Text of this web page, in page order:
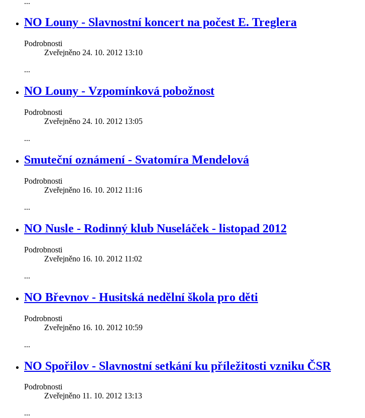
NO Louny - Slavnostní koncert na počest E. Treglera
Podrobnosti
Zveřejněno 24. 10. 2012 13:10
...
NO Louny - Vzpomínková pobožnost
Podrobnosti
Zveřejněno 24. 10. 2012 13:05
...
Smuteční oznámení - Svatomíra Mendelová
Podrobnosti
Zveřejněno 16. 10. 2012 11:16
...
NO Nusle - Rodinný klub Nuseláček - listopad 2012
Podrobnosti
Zveřejněno 16. 10. 2012 11:02
...
NO Břevnov - Husitská nedělní škola pro děti
Podrobnosti
Zveřejněno 16. 10. 2012 10:59
...
NO Spořilov - Slavnostní setkání ku příležitosti vzniku ČSR
Podrobnosti
Zveřejněno 11. 10. 2012 13:13
...